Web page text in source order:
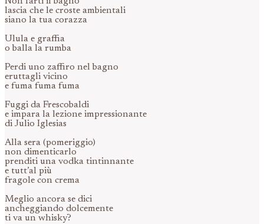
lascia che le croste ambientali
siano la tua corazza
Ulula e graffia
o balla la rumba
Perdi uno zaffiro nel bagno
eruttagli vicino
e fuma fuma fuma
Fuggi da Frescobaldi
e impara la lezione impressionante
di Julio Iglesias
Alla sera (pomeriggio)
non dimenticarlo
prenditi una vodka tintinnante
e tutt’al più
fragole con crema
Meglio ancora se dici
ancheggiando dolcemente
ti va un whisky?